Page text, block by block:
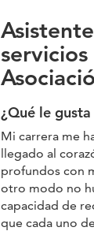
¿Qué le
Mi carrera me
llegado al
profundos con
otro modo no
capacidad de
que cada uno